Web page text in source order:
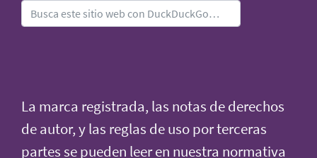
La marca registrada, las notas de derechos
de autor, y las reglas de uso por terceras
partes se pueden leer en nuestra normativa